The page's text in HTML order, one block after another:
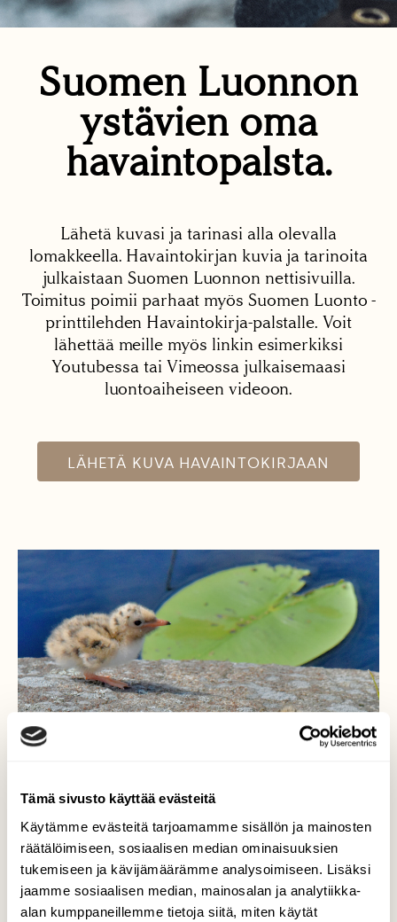
Tämä sivusto käyttää evästeitä
Käytämme evästeitä tarjoamamme sisällön ja mainosten
räätälöimiseen, sosiaalisen median ominaisuuksien
tukemiseen ja kävijämäärämme analysoimiseen. Lisäksi
jaamme sosiaalisen median, mainosalan ja analytiikka-
alan kumppaneillemme tietoja siitä, miten käytät
Suomen Luonnon
ystävien oma
havaintopalsta.
Lähetä kuvasi ja tarinasi alla olevalla
lomakkeella. Havaintokirjan kuvia ja tarinoita
julkaistaan Suomen Luonnon nettisivuilla.
Toimitus poimii parhaat myös Suomen Luonto -
printtilehden Havaintokirja-palstalle. Voit
lähettää meille myös linkin esimerkiksi
Youtubessa tai Vimeossa julkaisemaasi
luontoaiheiseen videoon.
LÄHETÄ KUVA HAVAINTOKIRJAAN
Tiiranpoikasia